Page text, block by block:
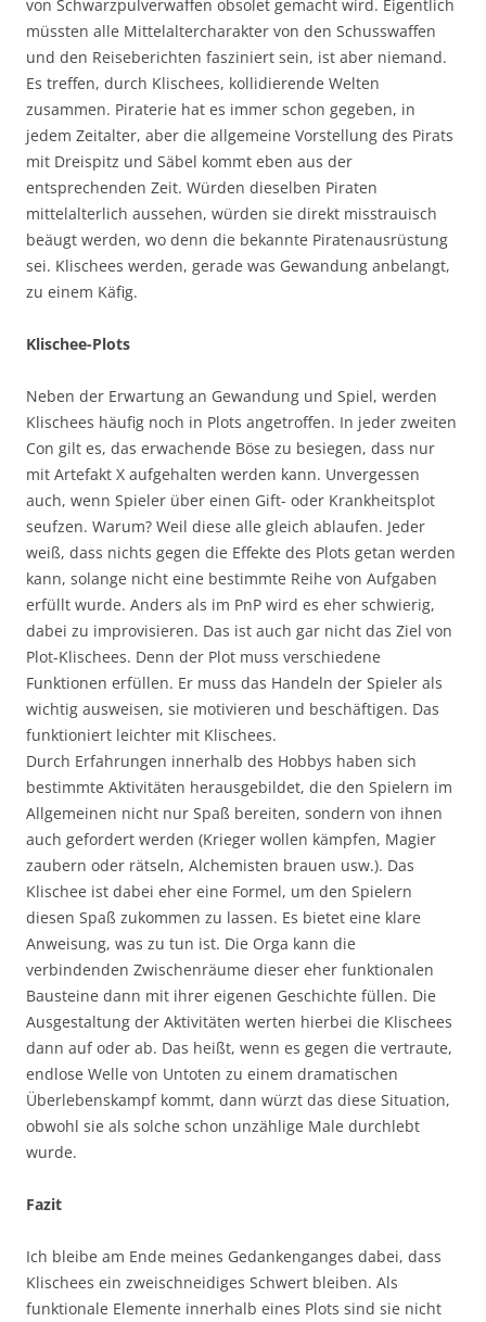
von Schwarzpulverwaffen obsolet gemacht wird. Eigentlich
müssten alle Mittelaltercharakter von den Schusswaffen
und den Reiseberichten fasziniert sein, ist aber niemand.
Es treffen, durch Klischees, kollidierende Welten
zusammen. Piraterie hat es immer schon gegeben, in
jedem Zeitalter, aber die allgemeine Vorstellung des Pirats
mit Dreispitz und Säbel kommt eben aus der
entsprechenden Zeit. Würden dieselben Piraten
mittelalterlich aussehen, würden sie direkt misstrauisch
beäugt werden, wo denn die bekannte Piratenausrüstung
sei. Klischees werden, gerade was Gewandung anbelangt,
zu einem Käfig.
Klischee-Plots
Neben der Erwartung an Gewandung und Spiel, werden
Klischees häufig noch in Plots angetroffen. In jeder zweiten
Con gilt es, das erwachende Böse zu besiegen, dass nur
mit Artefakt X aufgehalten werden kann. Unvergessen
auch, wenn Spieler über einen Gift- oder Krankheitsplot
seufzen. Warum? Weil diese alle gleich ablaufen. Jeder
weiß, dass nichts gegen die Effekte des Plots getan werden
kann, solange nicht eine bestimmte Reihe von Aufgaben
erfüllt wurde. Anders als im PnP wird es eher schwierig,
dabei zu improvisieren. Das ist auch gar nicht das Ziel von
Plot-Klischees. Denn der Plot muss verschiedene
Funktionen erfüllen. Er muss das Handeln der Spieler als
wichtig ausweisen, sie motivieren und beschäftigen. Das
funktioniert leichter mit Klischees.
Durch Erfahrungen innerhalb des Hobbys haben sich
bestimmte Aktivitäten herausgebildet, die den Spielern im
Allgemeinen nicht nur Spaß bereiten, sondern von ihnen
auch gefordert werden (Krieger wollen kämpfen, Magier
zaubern oder rätseln, Alchemisten brauen usw.). Das
Klischee ist dabei eher eine Formel, um den Spielern
diesen Spaß zukommen zu lassen. Es bietet eine klare
Anweisung, was zu tun ist. Die Orga kann die
verbindenden Zwischenräume dieser eher funktionalen
Bausteine dann mit ihrer eigenen Geschichte füllen. Die
Ausgestaltung der Aktivitäten werten hierbei die Klischees
dann auf oder ab. Das heißt, wenn es gegen die vertraute,
endlose Welle von Untoten zu einem dramatischen
Überlebenskampf kommt, dann würzt das diese Situation,
obwohl sie als solche schon unzählige Male durchlebt
wurde.
Fazit
Ich bleibe am Ende meines Gedankenganges dabei, dass
Klischees ein zweischneidiges Schwert bleiben. Als
funktionale Elemente innerhalb eines Plots sind sie nicht